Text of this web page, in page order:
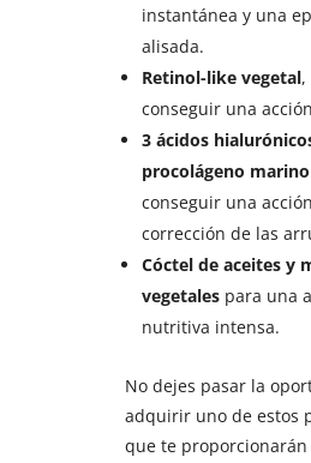
instantánea y una
alisada.
Retinol-like vegetal,
conseguir una
3 ácidos
procolágeno marino
conseguir una
corrección de las
Cóctel de aceites y
vegetalespara una
nutritiva intensa.
No dejes pasar la
adquirir uno de estos
que te